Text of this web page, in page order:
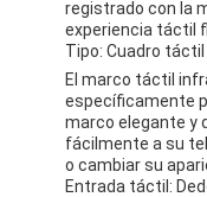
Inicio
Productos
registrado con la
experiencia táctil
Tipo: Cuadro táctil
El marco táctil
específicamente
marco elegante y
fácilmente a su
o cambiar su
Entrada táctil: